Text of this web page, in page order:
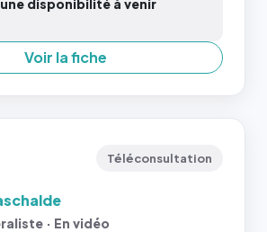
disponibilité à venir
Voir la fiche
Téléconsultation
· En vidéo